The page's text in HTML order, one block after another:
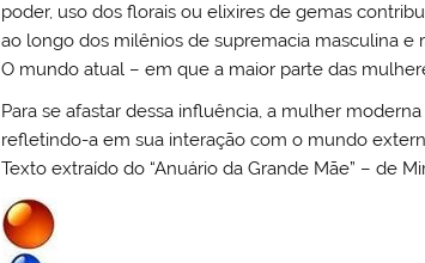
poder, uso dos florais ou elixires de gemas
ao longo dos milênios de supremacia masculina e
O mundo atual – em que a maior parte das
Para se afastar dessa influência, a mulher
refletindo-a em sua interação com o mundo
Texto extraído do “Anuário da Grande Mãe” – de